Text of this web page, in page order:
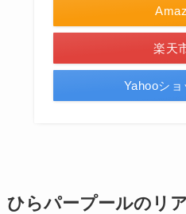
楽天
Yahooシ
ひらパープールのリ